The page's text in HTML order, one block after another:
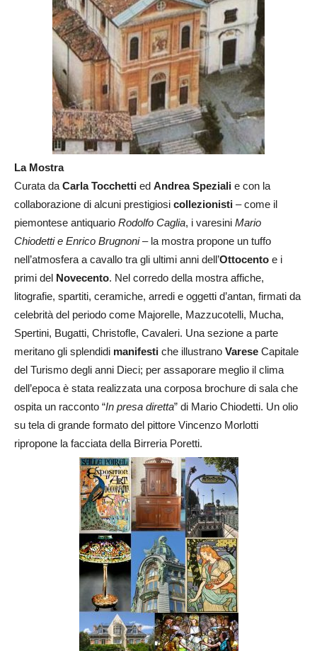
La Mostra
Curata da Carla Tocchetti ed Andrea Speziali e con la
collaborazione di alcuni prestigiosi collezionisti – come il
piemontese antiquario Rodolfo Caglia, i varesini Mario
Chiodetti e Enrico Brugnoni– la mostra propone un tuffo
nell’atmosfera a cavallo tra gli ultimi anni dell’Ottocento e i
primi del Novecento. Nel corredo della mostra affiche,
litografie, spartiti, ceramiche, arredi e oggetti d’antan, firmati da
celebrità del periodo come Majorelle, Mazzucotelli, Mucha,
Spertini, Bugatti, Christofle, Cavaleri. Una sezione a parte
meritano gli splendidi manifesti che illustrano Varese Capitale
del Turismo degli anni Dieci; per assaporare meglio il clima
dell’epoca è stata realizzata una corposa brochure di sala che
ospita un racconto “In presa diretta” di Mario Chiodetti. Un olio
su tela di grande formato del pittore Vincenzo Morlotti
ripropone la facciata della Birreria Poretti.